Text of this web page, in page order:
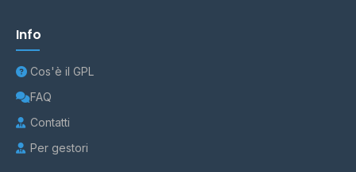
Info
Cos'è il GPL
FAQ
Contatti
Per gestori